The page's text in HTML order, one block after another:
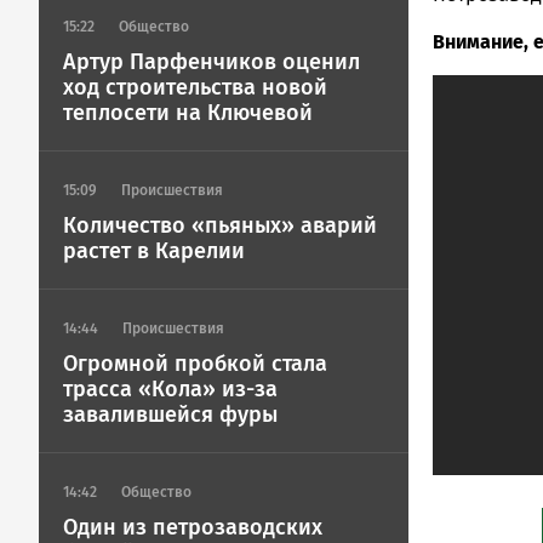
15:22 Общество
Артур Парфенчиков оценил
ход строительства новой
теплосети на Ключевой
15:09 Происшествия
Количество «пьяных» аварий
растет в Карелии
14:44 Происшествия
Огромной пробкой стала
трасса «Кола» из-за
завалившейся фуры
14:42 Общество
Один из петрозаводских
|
Внимание,